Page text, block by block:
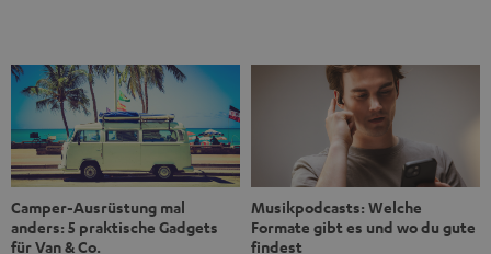
1956 begleitet das Magazin Jugendliche durch Rock und
Pop, kleine Schwärmereien und große Fragen. Zum 70.
Jubiläum werfen wir einen Blick zurück. Vom Filmheft zur
Jugendmarke: Wie die BRAVO ihren Ton fand Als die […]
Camper-Ausrüstung mal
anders: 5 praktische Gadgets
für Van & Co.
Musikpodcasts: Welche
Formate gibt es und wo du gute
findest